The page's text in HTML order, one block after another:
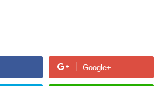
Google+